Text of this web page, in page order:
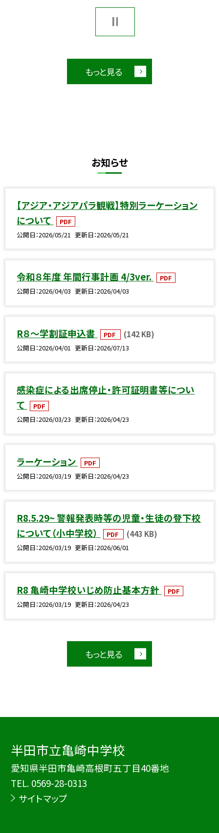
もっと見る
お知らせ
【アジア・アジアパラ観戦】特別ラーケーション
について
PDF
公開日 2026/05/21 更新日 2026/05/21
令和８年度 年間行事計画 4/3ver.
PDF
公開日 2026/04/03 更新日 2026/04/03
R８～学割証申込書 PDF (142 KB)
公開日 2026/04/01 更新日 2026/07/13
感染症による出席停止・許可証明書等につい
て
PDF
公開日 2026/03/23 更新日 2026/04/23
ラーケーション
PDF
公開日 2026/03/19 更新日 2026/04/23
R8.5.29~ 警報発表時等の児童・生徒の登下校
について（小中学校）
PDF (443 KB)
公開日 2026/03/19 更新日 2026/06/01
R8 亀崎中学校いじめ防止基本方針
PDF
公開日 2026/03/19 更新日 2026/04/23
もっと見る
半田市立亀崎中学校
愛知県半田市亀崎高根町五丁目40番地
TEL. 0569-28-0313
サイトマップ